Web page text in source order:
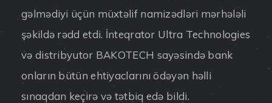
gəlmədiyi üçün müxtəlif namizədləri mərhələli
şəkildə rədd etdi. İnteqrator Ultra Technologies
və distribyutor BAKOTECH sayəsində bank
onların bütün ehtiyaclarını ödəyən həlli
sınaqdan keçirə və tətbiq edə bildi.